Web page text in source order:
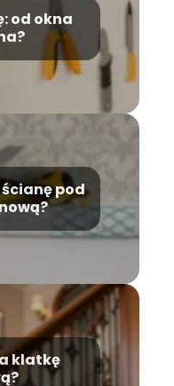
od okna
pod
klatkę